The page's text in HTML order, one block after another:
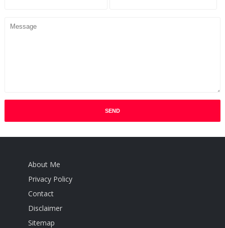
About Me
Privacy Policy
Contact
Disclaimer
Sitemap